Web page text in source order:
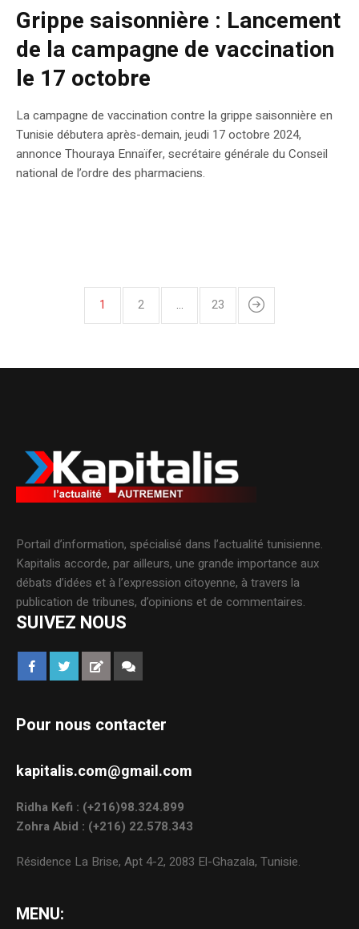
Grippe saisonnière : Lancement
de la campagne de vaccination
le 17 octobre
La campagne de vaccination contre la grippe saisonnière en
Tunisie débutera après-demain, jeudi 17 octobre 2024,
annonce Thouraya Ennaïfer, secrétaire générale du Conseil
national de l’ordre des pharmaciens.
1 2 … 23
Portail d’information, spécialisé dans l’actualité tunisienne.
Kapitalis accorde, par ailleurs, une grande importance aux
débats d’idées et à l’expression citoyenne, à travers la
publication de tribunes, d’opinions et de commentaires.
SUIVEZ NOUS
Pour nous contacter
kapitalis.com@gmail.com
Ridha Kefi : (+216)98.324.899
Zohra Abid : (+216) 22.578.343
Résidence La Brise, Apt 4-2, 2083 El-Ghazala, Tunisie.
MENU: